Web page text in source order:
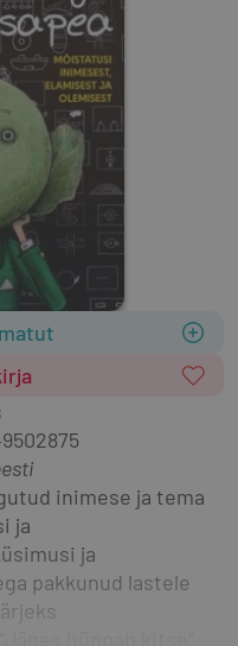
inimese ja tema
ja
ja
pakkunud lastele